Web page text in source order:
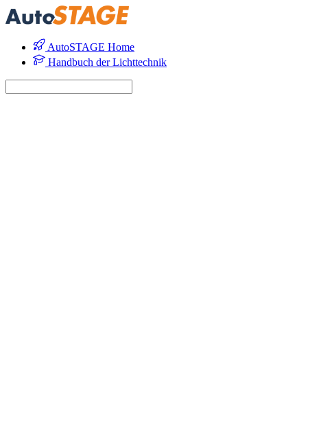
AutoSTAGE Home
Handbuch der Lichttechnik